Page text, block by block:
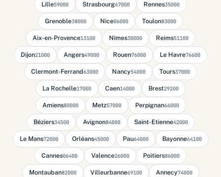
Lille59000 Strasbourg67000 Rennes35000
Grenoble38000 Nice06000 Toulon83000
Aix-en-Provence13100 Nîmes30000 Reims51100
Dijon21000 Angers49000 Rouen76000 Le Havre76600
Clermont-Ferrand63000 Nancy54000 Tours37000
La Rochelle17000 Caen14000 Brest29200
Amiens80000 Metz57000 Perpignan66000
Béziers34500 Avignon84000 Saint-Etienne42000
Le Mans72000 Orléans45000 Pau64000 Bayonne64100
Cannes06400 Valence26000 Poitiers86000
Montauban82000 Villeurbanne69100 Annecy74000